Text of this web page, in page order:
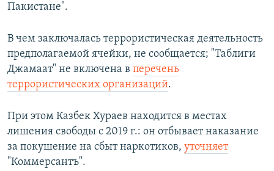
Пакистане".
В чем заключалась террористическая деятельность
предполагаемой ячейки, не сообщается; "Таблиги
Джамаат" не включена в перечень
террористических организаций.
При этом Казбек Хураев находится в местах
лишения свободы с 2019 г.: он отбывает наказание
за покушение на сбыт наркотиков, уточняет
"Коммерсантъ".